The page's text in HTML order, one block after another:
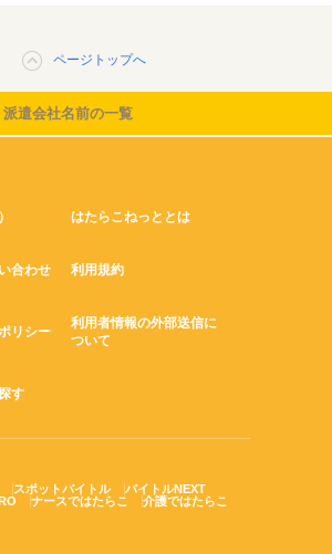
ページトップへ
派遣会社名前の一覧
はたらこねっととは
合わせ 利用規約
リシー
利用者情報の外部送信に
ついて
す
スポットバイトル
バイトルNEXT
ナースではたらこ 介護ではたらこ